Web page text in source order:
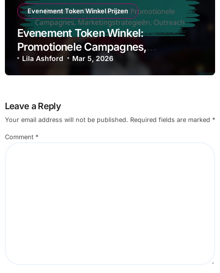
Evenement Token Winkel Prijzen
Evenement Token Winkel:
Promotionele Campagnes,
Marketingstrategieën, Outreach
Lila Ashford Mar 5, 2026
Leave a Reply
Your email address will not be published. Required fields are marked *
Comment *